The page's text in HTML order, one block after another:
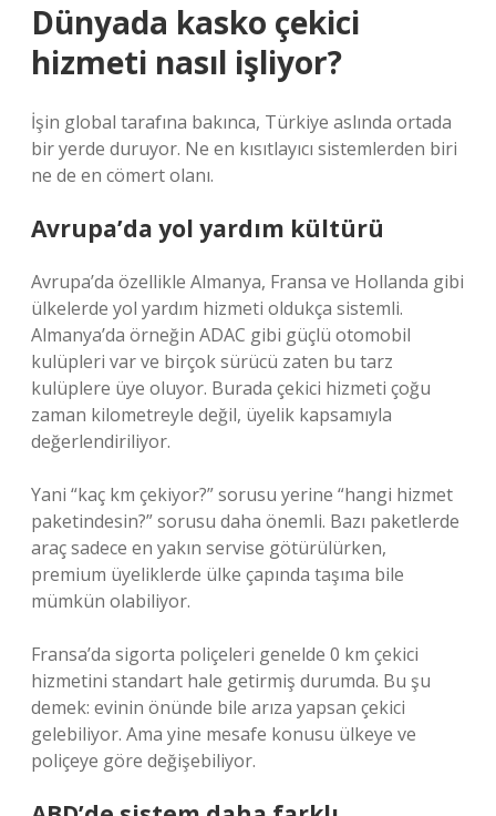
Dünyada kasko çekici
hizmeti nasıl işliyor?
İşin global tarafına bakınca, Türkiye aslında ortada
bir yerde duruyor. Ne en kısıtlayıcı sistemlerden biri
ne de en cömert olanı.
Avrupa’da yol yardım kültürü
Avrupa’da özellikle Almanya, Fransa ve Hollanda gibi
ülkelerde yol yardım hizmeti oldukça sistemli.
Almanya’da örneğin ADAC gibi güçlü otomobil
kulüpleri var ve birçok sürücü zaten bu tarz
kulüplere üye oluyor. Burada çekici hizmeti çoğu
zaman kilometreyle değil, üyelik kapsamıyla
değerlendiriliyor.
Yani “kaç km çekiyor?” sorusu yerine “hangi hizmet
paketindesin?” sorusu daha önemli. Bazı paketlerde
araç sadece en yakın servise götürülürken,
premium üyeliklerde ülke çapında taşıma bile
mümkün olabiliyor.
Fransa’da sigorta poliçeleri genelde 0 km çekici
hizmetini standart hale getirmiş durumda. Bu şu
demek: evinin önünde bile arıza yapsan çekici
gelebiliyor. Ama yine mesafe konusu ülkeye ve
poliçeye göre değişebiliyor.